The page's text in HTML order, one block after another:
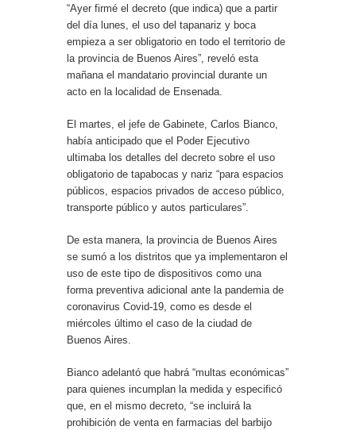
“Ayer firmé el decreto (que indica) que a partir
del día lunes, el uso del tapanariz y boca
empieza a ser obligatorio en todo el territorio de
la provincia de Buenos Aires”, reveló esta
mañana el mandatario provincial durante un
acto en la localidad de Ensenada.
El martes, el jefe de Gabinete, Carlos Bianco,
había anticipado que el Poder Ejecutivo
ultimaba los detalles del decreto sobre el uso
obligatorio de tapabocas y nariz “para espacios
públicos, espacios privados de acceso público,
transporte público y autos particulares”.
De esta manera, la provincia de Buenos Aires
se sumó a los distritos que ya implementaron el
uso de este tipo de dispositivos como una
forma preventiva adicional ante la pandemia de
coronavirus Covid-19, como es desde el
miércoles último el caso de la ciudad de
Buenos Aires.
Bianco adelantó que habrá “multas económicas”
para quienes incumplan la medida y especificó
que, en el mismo decreto, “se incluirá la
prohibición de venta en farmacias del barbijo